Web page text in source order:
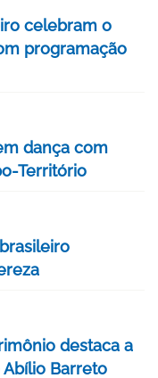
celebram o
programação
dança com
Território
destaca a
Barreto